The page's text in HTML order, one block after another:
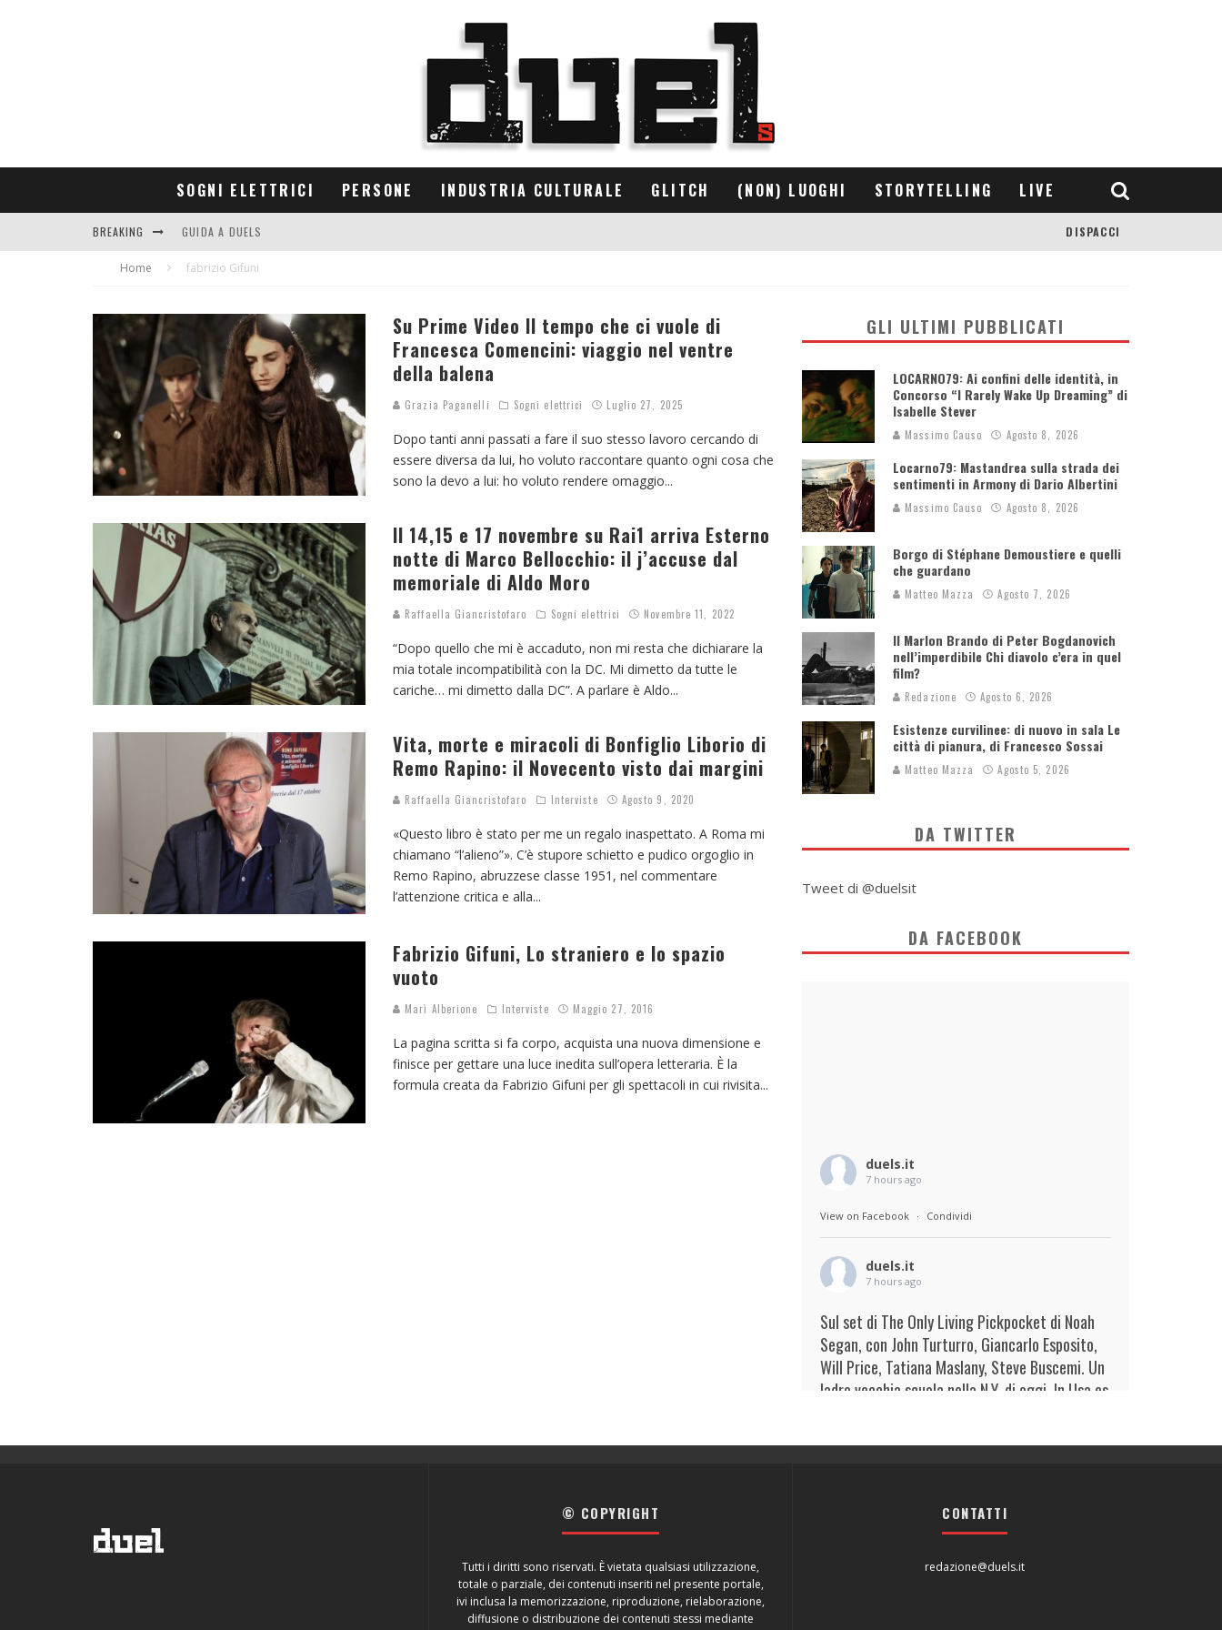
SOGNI ELETTRICI PERSONE INDUSTRIA CULTURALE GLITCH (NON) LUOGHI STORYTELLING LIVE
BREAKING GUIDA A DUELS
CONTRIBUTORS
DISPACCI
Home fabrizio Gifuni
Su Prime Video Il tempo che ci vuole di
Francesca Comencini: viaggio nel ventre
della balena
Grazia Paganelli Sogni elettrici Luglio 27, 2025
Dopo tanti anni passati a fare il suo stesso lavoro cercando di
essere diversa da lui, ho voluto raccontare quanto ogni cosa che
sono la devo a lui: ho voluto rendere omaggio...
Il 14,15 e 17 novembre su Rai1 arriva Esterno
notte di Marco Bellocchio: il j’accuse dal
memoriale di Aldo Moro
Raffaella Giancristofaro Sogni elettrici Novembre 11, 2022
“Dopo quello che mi è accaduto, non mi resta che dichiarare la
mia totale incompatibilità con la DC. Mi dimetto da tutte le
cariche… mi dimetto dalla DC”. A parlare è Aldo...
Vita, morte e miracoli di Bonfiglio Liborio di
Remo Rapino: il Novecento visto dai margini
Raffaella Giancristofaro Interviste Agosto 9, 2020
«Questo libro è stato per me un regalo inaspettato. A Roma mi
chiamano “l’alieno”». C’è stupore schietto e pudico orgoglio in
Remo Rapino, abruzzese classe 1951, nel commentare
l’attenzione critica e alla...
Fabrizio Gifuni, Lo straniero e lo spazio
vuoto
Marì Alberione Interviste Maggio 27, 2016
La pagina scritta si fa corpo, acquista una nuova dimensione e
finisce per gettare una luce inedita sull’opera letteraria. È la
formula creata da Fabrizio Gifuni per gli spettacoli in cui rivisita...
GLI ULTIMI PUBBLICATI
LOCARNO79: Ai confini delle identità, in
Concorso “I Rarely Wake Up Dreaming” di
Isabelle Stever
Massimo Causo Agosto 8, 2026
Locarno79: Mastandrea sulla strada dei
sentimenti in Armony di Dario Albertini
Massimo Causo Agosto 8, 2026
Borgo di Stéphane Demoustiere e quelli
che guardano
Matteo Mazza Agosto 7, 2026
Il Marlon Brando di Peter Bogdanovich
nell’imperdibile Chi diavolo c’era in quel
film?
Redazione Agosto 6, 2026
Esistenze curvilinee: di nuovo in sala Le
città di pianura, di Francesco Sossai
Matteo Mazza Agosto 5, 2026
DA TWITTER
Tweet di @duelsit
DA FACEBOOK
duels.it
7 hours ago
View on Facebook · Condividi
duels.it
7 hours ago
Sul set di The Only Living Pickpocket di Noah
Segan, con John Turturro, Giancarlo Esposito,
Will Price, Tatiana Maslany, Steve Buscemi. Un
ladro vecchia scuola nella N.Y. di oggi. In Usa es
© COPYRIGHT
Tutti i diritti sono riservati. È vietata qualsiasi utilizzazione,
totale o parziale, dei contenuti inseriti nel presente portale,
ivi inclusa la memorizzazione, riproduzione, rielaborazione,
diffusione o distribuzione dei contenuti stessi mediante
CONTATTI
redazione@duels.it